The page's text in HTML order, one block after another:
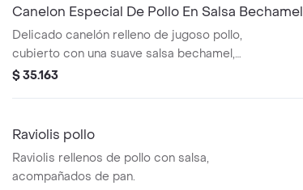
Canelon Especial De Pollo En Salsa Bechamel
Delicado canelón relleno de jugoso pollo,
cubierto con una suave salsa bechamel,
acompañado de pan de ajo crujiente.
$ 35.163
Raviolis pollo
Raviolis rellenos de pollo con salsa,
acompañados de pan.